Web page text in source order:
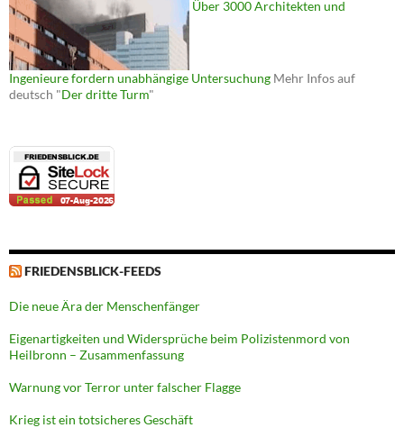
Über 3000 Architekten und
Ingenieure fordern unabhängige Untersuchung Mehr Infos auf
deutsch "Der dritte Turm"
FRIEDENSBLICK-FEEDS
Die neue Ära der Menschenfänger
Eigenartigkeiten und Widersprüche beim Polizistenmord von
Heilbronn – Zusammenfassung
Warnung vor Terror unter falscher Flagge
Krieg ist ein totsicheres Geschäft